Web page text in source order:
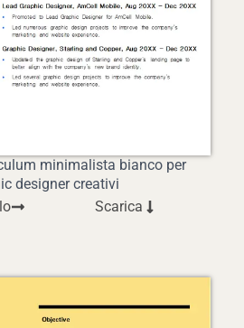
minimalista bianco per
designer creativi
Scarica